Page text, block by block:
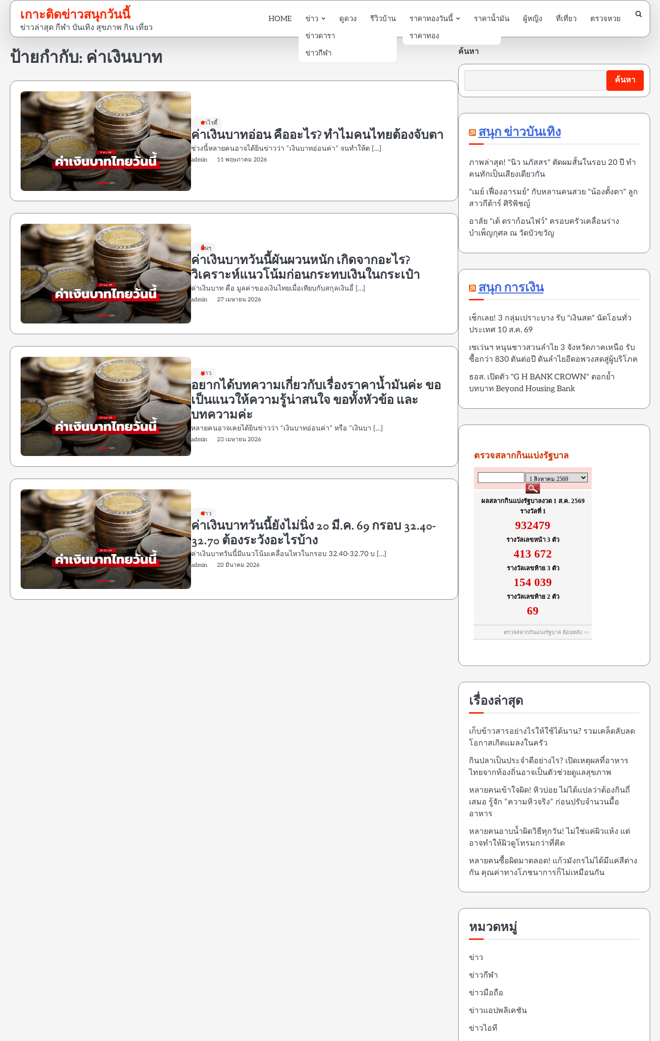
Skip
content
เกาะติดข่าวสนุกวันนี้
ข่าวล่าสุด กีฬา บันเทิง สุขภาพ กิน เที่ยว
HOME
ข่าว
ข่าวดารา
ข่าวกีฬา
ดูดวง รีวิวบ้าน
ราคาทองวันนี้
ราคาทอง
ราคาน้ำมัน ผู้หญิง ที่เที่ยว ตรวจหวย
ป้ายกำกับ: ค่าเงินบาท
วาไรตี้
ค่าเงินบาทอ่อน คืออะไร? ทำไมคนไทยต้องจับตา
ช่วงนี้หลายคนอาจได้ยินข่าวว่า “เงินบาทอ่อนค่า” จนทำให้ต […]
admin 11 พฤษภาคม 2026
อื่นๆ
ค่าเงินบาทวันนี้ผันผวนหนัก เกิดจากอะไร?
วิเคราะห์แนวโน้มก่อนกระทบเงินในกระเป๋า
ค่าเงินบาท คือ มูลค่าของเงินไทยเมื่อเทียบกับสกุลเงินอื่ […]
admin 27 เมษายน 2026
ข่าว
อยากได้บทความเกี่ยวกับเรื่องราคาน้ำมันค่ะ ขอ
เป็นแนวให้ความรู้น่าสนใจ ขอทั้งหัวข้อ และ
บทความค่ะ
หลายคนอาจเคยได้ยินข่าวว่า “เงินบาทอ่อนค่า” หรือ “เงินบา […]
admin 23 เมษายน 2026
ข่าว
ค่าเงินบาทวันนี้ยังไม่นิ่ง 20 มี.ค. 69 กรอบ 32.40-
32.70 ต้องระวังอะไรบ้าง
ค่าเงินบาทวันนี้มีแนวโน้มเคลื่อนไหวในกรอบ 32.40-32.70 บ […]
admin 20 มีนาคม 2026
ค้นหา
ค้นหา
สนุก ข่าวบันเทิง
ภาพล่าสุด! "นิว นภัสสร" ตัดผมสั้นในรอบ 20 ปี ทำ
คนทักเป็นเสียงเดียวกัน
"เมย์ เฟื่องอารมย์" กับหลานคนสวย "น้องตั้งตา" ลูก
สาวกีต้าร์ ศิริพิชญ์
อาลัย "เต้ ดราก้อนไฟว์" ครอบครัวเคลื่อนร่าง
บำเพ็ญกุศล ณ วัดบัวขวัญ
สนุก การเงิน
เช็กเลย! 3 กลุ่มเปราะบาง รับ "เงินสด" นัดโอนทั่ว
ประเทศ 10 ส.ค. 69
เซเว่นฯ หนุนชาวสวนลำไย 3 จังหวัดภาคเหนือ รับ
ซื้อกว่า 830 ตันต่อปี ดันลำไยอีดอพวงสดสู่ผู้บริโภค
ธอส. เปิดตัว "G H BANK CROWN" ตอกย้ำ
บทบาท Beyond Housing Bank
เรื่องล่าสุด
เก็บข้าวสารอย่างไรให้ใช้ได้นาน? รวมเคล็ดลับลด
โอกาสเกิดแมลงในครัว
กินปลาเป็นประจำดีอย่างไร? เปิดเหตุผลที่อาหาร
ไทยจากท้องถิ่นอาจเป็นตัวช่วยดูแลสุขภาพ
หลายคนเข้าใจผิด! หิวบ่อย ไม่ได้แปลว่าต้องกินถี่
เสมอ รู้จัก “ความหิวจริง” ก่อนปรับจำนวนมื้อ
อาหาร
หลายคนอาบน้ำผิดวิธีทุกวัน! ไม่ใช่แค่ผิวแห้ง แต่
อาจทำให้ผิวดูโทรมกว่าที่คิด
หลายคนซื้อผิดมาตลอด! แก้วมังกรไม่ได้มีแค่สีต่าง
กัน คุณค่าทางโภชนาการก็ไม่เหมือนกัน
หมวดหมู่
ข่าว
ข่าวกีฬา
ข่าวมือถือ
ข่าวแอปพลิเคชัน
ข่าวไอที